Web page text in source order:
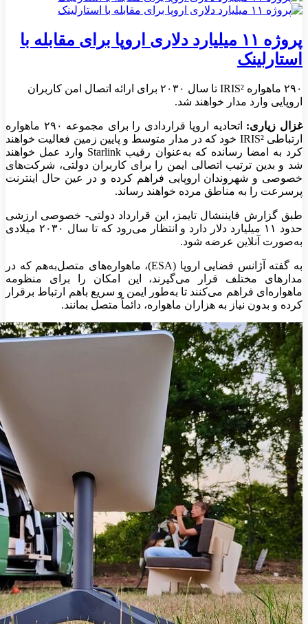
پروژه ۱۱ میلیارد دلاری اروپا برای مقابله با
استارلینک
۲۹۰ ماهواره IRIS² تا سال ۲۰۳۰ برای ارائه اتصال امن کاربران
اروپایی وارد مدار خواهند شد.
غزال زیاری:
اتحادیه اروپا قراردادی را برای مجموعه ۲۹۰ ماهواره
ارتباطی IRIS² خود که در مدار متوسط و پایین زمین فعالیت خواهند
کرد به امضا رسانده که به‌عنوان رقیب Starlink وارد عمل خواهند
شد و بدین ترتیب اتصالی ایمن را برای کاربران دولتی، شرکت‌های
خصوصی و شهروندان اروپایی فراهم کرده و در عین‌ حال اینترنت
پرسرعت را به مناطق مرده خواهند رساند.
طبق گزارش فایننشال تایمز، این قرارداد دولتی- خصوصی ارزشی
حدود ۱۱ میلیارد دلار دارد و انتظار می‌رود که تا سال ۲۰۳۰ میلادی
به‌صورت آنلاین عرضه شود.
به گفته آژانس فضایی اروپا (ESA)، ماهواره‌های متصل‌به‌هم که در
مدارهای مختلف قرار می‌گیرند، این امکان را برای منظومه
ماهواره‌ای فراهم می‌کنند تا به‌طور ایمن و سریع باهم ارتباط برقرار
کرده و بدون نیاز به هزاران ماهواره، دائماً متصل بمانند.